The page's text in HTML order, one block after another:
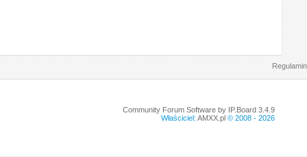
Regulamin
Community Forum Software by IP.Board 3.4.9
Właściciel: AMXX.pl© 2008 - 2026